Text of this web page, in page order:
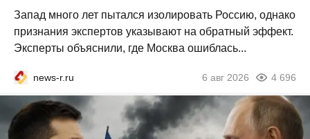
Запад много лет пытался изолировать Россию, однако
признания экспертов указывают на обратный эффект.
Эксперты объяснили, где Москва ошиблась...
news-r.ru 6 авг 2026 4 696